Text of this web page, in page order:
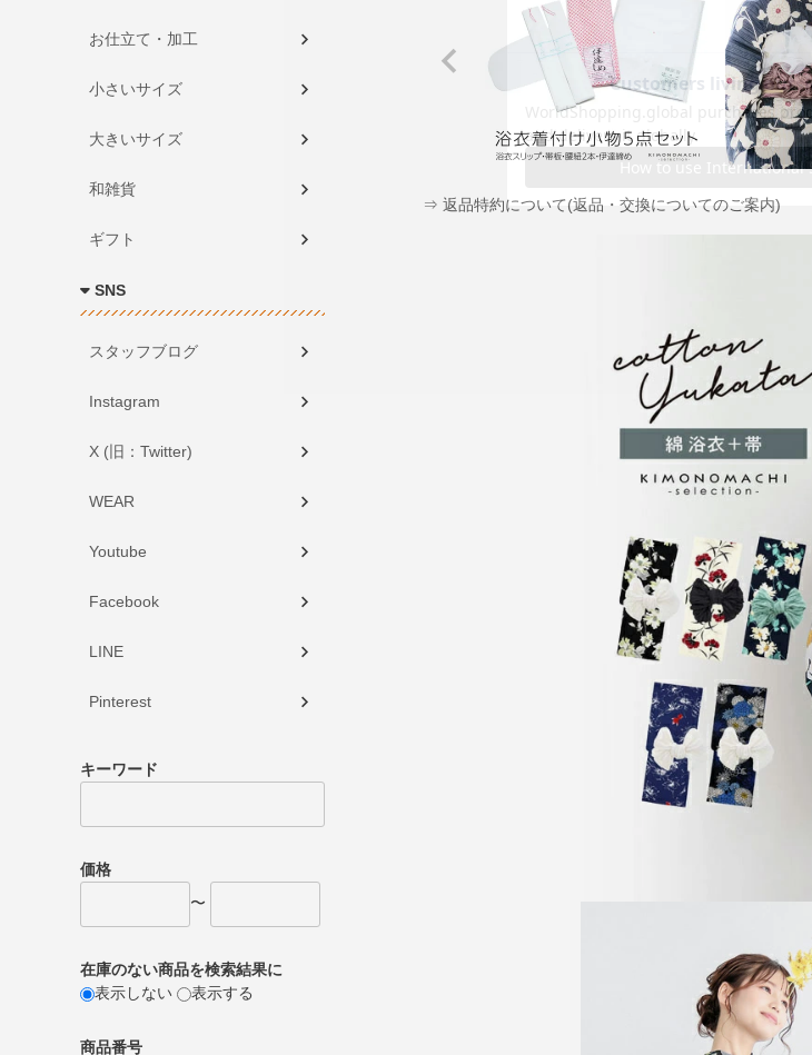
⇒ 返品特約について(返品・交換についてのご案内)
お仕立て・加工
小さいサイズ
大きいサイズ
和雑貨
ギフト
SNS
スタッフブログ
Instagram
X (旧：Twitter)
WEAR
Youtube
Facebook
LINE
Pinterest
キーワード
価格
〜
在庫のない商品を検索結果に
表示しない
表示する
商品番号